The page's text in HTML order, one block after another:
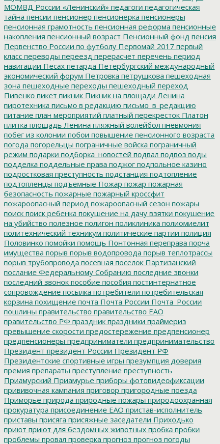
МОМВД России «Ленинский» педагоги педагогическая
тайна пенсии пенсионер пенсионерка пенсионеры
пенсионная грамотность пенсионная реформа пенсионные
накопления пенсионный возраст Пенсионный фонд пенсия
Первенство России по футболу Первомай 2017 первый
класс переводы переезд перерасчет перечень период
навигации Песах петарда Петербургский международный
экономический форум Петровка петрушкова пешеходная
зона пешеходные переходы пешеходный переход
Пивенко пикет пикник Пикник на площади Ленина
пиротехника письмо в редакцию письмо_в_редакцию
питание план мероприятий платный перекресток Платон
плитка площадь Ленина пляжный волейбол пневмония
побег из колонии побои повышение пенсионного возраста
погода погорельцы пограничные войска пограничный
режим подарки подборка_новостей подвал подвоз воды
подделка поддельные права поджог подпольное казино
подростковая преступность подстанция подтопление
подтопленцы подъемные Пожар пожар пожарная
безопасность пожарные пожарный кроссфит
пожароопасный период пожароопасный сезон пожары
поиск поиск ребенка покушение на дачу взятки покушение
на убийство полезное полигон поликлиника полиомиелит
политехнический техникум политические партии полиция
Половинко помойки помощь Понтонная переправа порча
имущества порыв порыв водопровода порыв теплотрассы
порыв трубопровода посевная поселок Партизанский
послание Федеральному Собранию последние звонки
последний звонок пособие пособия постинтернатное
сопровождение посылка потребители потребительская
корзина похищение почта Почта России Почта_России
пошлины правительство правительство ЕАО
правительство РФ праздник праздники праймериз
превышение скорости предостережение предпенсионер
предпенсионеры предприниматели предпринимательство
Президент президент России Президент РФ
Президентские спортивные игры презумпция доверия
премия препараты преступление преступность
Приамурский Приамурье приборы фотовидеофиксации
прививочная кампания приговор пригородные поезда
Приморье природа природные пожары природоохранная
прокуратура присоединение ЕАО пристав-исполнитель
приставы присяга присяжные заседатели Приходько
приют приют для бездомных животных пробка пробки
проблемы провал проверка прогноз прогноз погоды